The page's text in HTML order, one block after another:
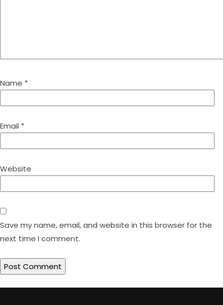
Name *
Email *
Website
Save my name, email, and website in this browser for the
next time I comment.